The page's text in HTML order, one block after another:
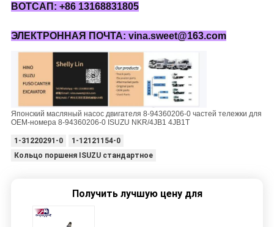
ВОТСАП: +86 13168831805
ЭЛЕКТРОННАЯ ПОЧТА: vina.sweet@163.com
Японский масляный насос двигателя 8-94360206-0 частей тележки для
OEM-номера 8-94360206-0 ISUZU NKR/4JB1 4JB1T
1-31220291-0
1-12121154-0
Кольцо поршеня ISUZU стандартное
Получить лучшую цену для